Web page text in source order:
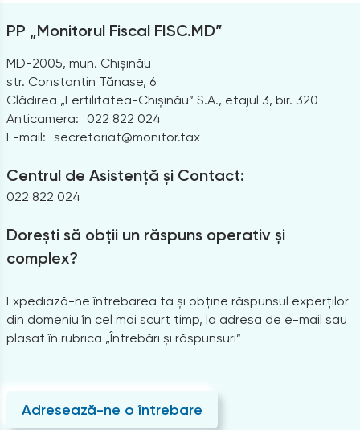
PP „Monitorul Fiscal FISC.MD”
MD-2005, mun. Chișinău
str. Constantin Tănase, 6
Clădirea „Fertilitatea-Chișinău” S.A., etajul 3, bir. 320
Anticamera:
022 822 024
E-mail: secretariat@monitor.tax
Centrul de Asistență și Contact:
022 822 024
Dorești să obții un răspuns operativ și
complex?
Expediază-ne întrebarea ta și obține răspunsul experților
din domeniu în cel mai scurt timp, la adresa de e-mail sau
plasat în rubrica „Întrebări și răspunsuri”
Adresează-ne o întrebare